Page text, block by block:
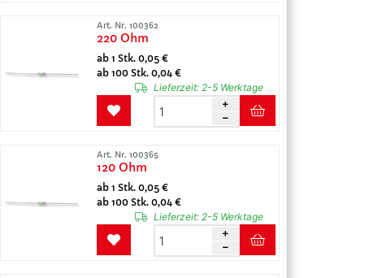
Art. Nr. 100362
220 Ohm
ab 1 Stk. 0,05 €
ab 100 Stk. 0,04 €
Lieferzeit: 2-5 Werktage
Art. Nr. 100365
120 Ohm
ab 1 Stk. 0,05 €
ab 100 Stk. 0,04 €
Lieferzeit: 2-5 Werktage